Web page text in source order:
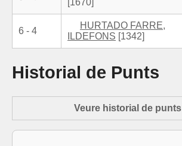
6 - 4
HURTADO FARRE,
ILDEFONS [1342]
Historial de Punts
Veure historial de punts